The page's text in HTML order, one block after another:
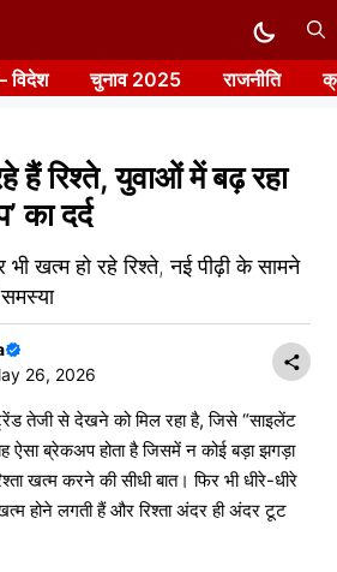
विदेश चुनाव 2025 राजनीति
हैं रिश्ते, युवाओं में बढ़ रहा
का दर्द
खत्म हो रहे रिश्ते, नई पीढ़ी के सामने
26, 2026
तेजी से देखने को मिल रहा है, जिसे “साइलेंट
ऐसा ब्रेकअप होता है जिसमें न कोई बड़ा झगड़ा
खत्म करने की सीधी बात। फिर भी धीरे-धीरे
होने लगती हैं और रिश्ता अंदर ही अंदर टूट